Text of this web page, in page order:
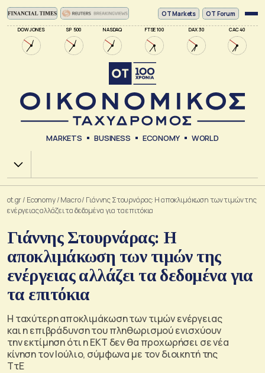
DOW JONES SP 500 NASDAQ FTSE 100 DAX 30 CAC 40
ΟΤ Markets OT Forum
MARKETS BUSINESS ECONOMY WORLD
Χ.Α.
ot.gr/ Economy/Macro/ Γιάννης Στουρνάρας: Η αποκλιμάκωση των τιμών της
ενέργειας αλλάζει τα δεδομένα για τα επιτόκια
Γιάννης Στουρνάρας: Η
αποκλιμάκωση των τιμών της
ενέργειας αλλάζει τα δεδομένα για
τα επιτόκια
Η ταχύτερη αποκλιμάκωση των τιμών ενέργειας
και η επιβράδυνση του πληθωρισμού ενισχύουν
την εκτίμηση ότι η ΕΚΤ δεν θα προχωρήσει σε νέα
κίνηση τον Ιούλιο, σύμφωνα με τον διοικητή της
ΤτΕ